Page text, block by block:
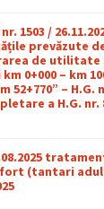
1503 /
prevăzute de
de utilitate
0+000 – km
52+770” – H.G.
a H.G. nr.
(tantari